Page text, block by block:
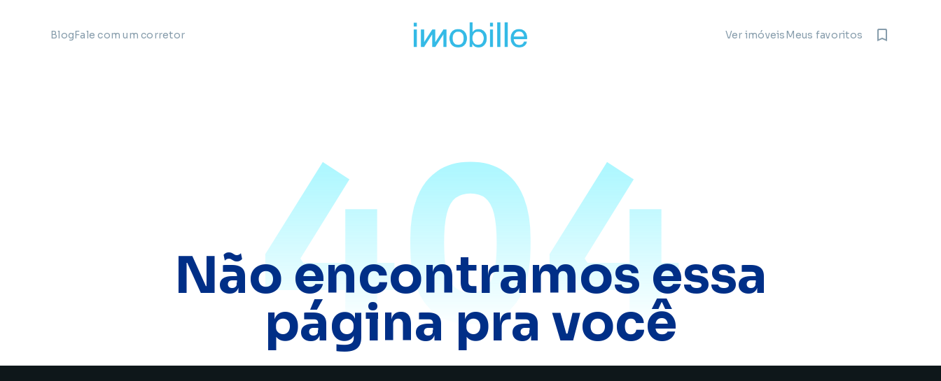
BlogFale com um corretor Ver imóveisMeus favoritos
404
Não encontramos essa
página pra você